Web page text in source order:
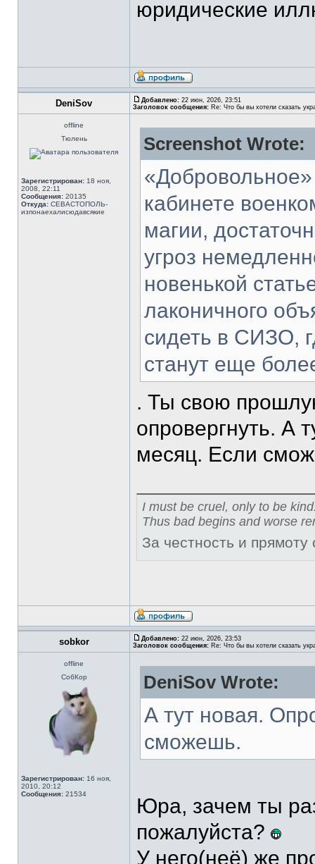
юридические
DeniSov Добавлено: 22 июн, 2026, 23:51
Заголовок сообщения: Re: Что бы вы хотели сказать
offline
Тюлень
Зарегистрирован: 18 ноя,
2008, 22:11
Сообщения: 20135
Откуда: СЕВАСТОПОЛЬ-
изпонаехалисюдавсякие
Screenshot Wrote:
«Добровольное»
кабинете
магии,
угроз
новенькой
лаконичного
сидеть в СИЗО,
станут еще
. Ты свою
опровергнуть. А
месяц. Если
I must be cruel, only to be
Thus bad begins and worse
За честность и
sobkor Добавлено: 22 июн, 2026, 23:53
Заголовок сообщения: Re: Что бы вы хотели сказать
offline
СобКор
Зарегистрирован: 16 ноя,
2010, 20:12
Сообщения: 21534
DeniSov Wrote:
А тут новая.
сможешь.
Юра, зачем ты
пожалуйста?
У него(неё) же